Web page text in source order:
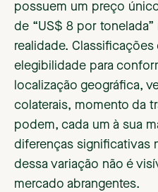
possuem um preço
de “US$ 8 por tonelada”
realidade. Classificações
elegibilidade para
localização geográfica,
colaterais, momento da
podem, cada um à sua
diferenças significativas
dessa variação não é
mercado abrangentes.